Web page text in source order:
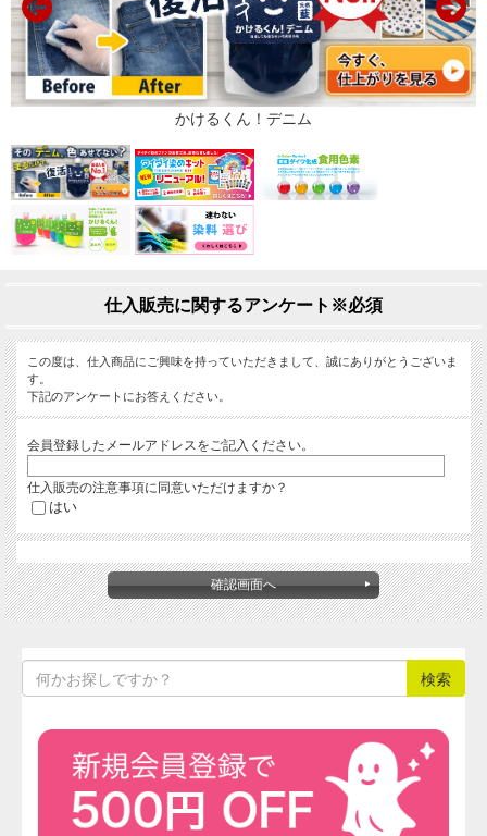
仕入販売に関するアンケート※必須
この度は、仕入商品にご興味を持っていただきまして、誠にありがとうございま
す。
下記のアンケートにお答えください。
会員登録したメールアドレスをご記入ください。
仕入販売の注意事項に同意いただけますか？
はい